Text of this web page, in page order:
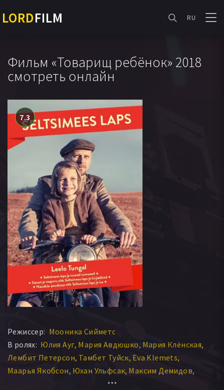
LORDFILM RU
Фильм «Товарищ ребёнок» 2018
смотреть онлайн
7.3
Режиссер: Мооника Сийметс
В ролях: Юлия Ауг Мария Авдюшко Мария Клёнская
Лембит Петерсон Тамбет Туйск Eva Klemets
Маарья Якобсон Юхан Ульфсак Максим Демидов
Лийна Вахтрик